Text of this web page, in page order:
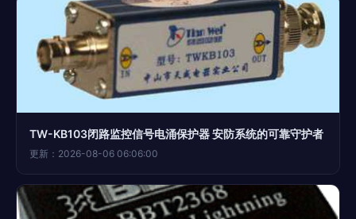
TW-KB103闭路监控信号电涌保护器 安防系统的可靠守护者
更新：2026-08-06 06:06:00